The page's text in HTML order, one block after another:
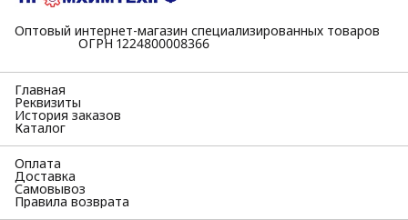
Оптовый интернет-магазин специализированных товаров
⠀⠀⠀⠀⠀⠀⠀ОГРН 1224800008366
Главная
Реквизиты
История заказов
Каталог
Оплата
Доставка
Самовывоз
Правила возврата